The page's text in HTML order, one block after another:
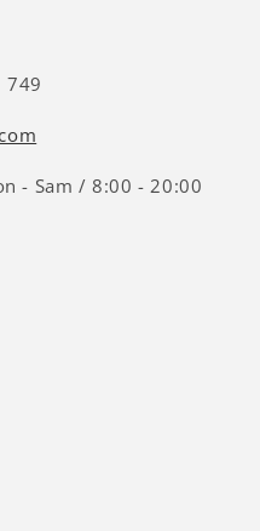
749
- Sam / 8:00 - 20:00